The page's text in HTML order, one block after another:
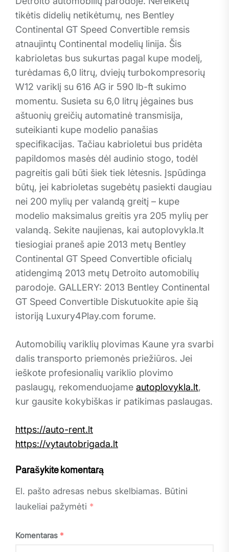
tikėtis didelių netikėtumų, nes Bentley
Continental GT Speed Convertible remsis
atnaujintų Continental modelių linija. Šis
kabrioletas bus sukurtas pagal kupe modelį,
turėdamas 6,0 litrų, dviejų turbokompresorių
W12 variklį su 616 AG ir 590 lb-ft sukimo
momentu. Susieta su 6,0 litrų jėgaines bus
aštuonių greičių automatinė transmisija,
suteikianti kupe modelio panašias
specifikacijas. Tačiau kabrioletui bus pridėta
papildomos masės dėl audinio stogo, todėl
pagreitis gali būti šiek tiek lėtesnis. Įspūdinga
būtų, jei kabrioletas sugebėtų pasiekti daugiau
nei 200 mylių per valandą greitį – kupe
modelio maksimalus greitis yra 205 mylių per
valandą. Sekite naujienas, kai autoplovykla.lt
tiesiogiai praneš apie 2013 metų Bentley
Continental GT Speed Convertible oficialų
atidengimą 2013 metų Detroito automobilių
parodoje. GALLERY: 2013 Bentley Continental
GT Speed Convertible Diskutuokite apie šią
istoriją Luxury4Play.com forume.
Automobilių variklių plovimas Kaune yra svarbi
dalis transporto priemonės priežiūros. Jei
ieškote profesionalių variklio plovimo
paslaugų, rekomenduojame autoplovykla.lt,
kur gausite kokybiškas ir patikimas paslaugas.
https://auto-rent.lt
https://vytautobrigada.lt
Parašykite komentarą
El. pašto adresas nebus skelbiamas. Būtini
laukeliai pažymėti *
Komentaras *